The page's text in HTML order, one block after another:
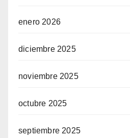
enero 2026
diciembre 2025
noviembre 2025
octubre 2025
septiembre 2025